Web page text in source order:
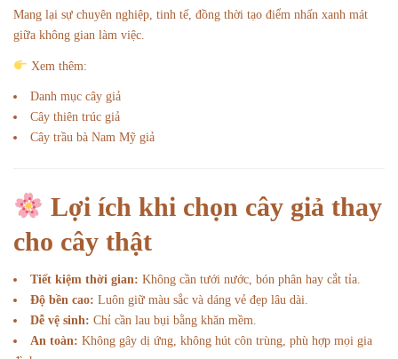
Mang lại sự chuyên nghiệp, tinh tế, đồng thời tạo điểm nhấn xanh mát
giữa không gian làm việc.
Xem thêm:
Danh mục cây giả
Cây thiên trúc giả
Cây trầu bà Nam Mỹ giả
Lợi ích khi chọn cây giả thay
cho cây thật
Tiết kiệm thời gian: Không cần tưới nước, bón phân hay cắt tỉa.
Độ bền cao: Luôn giữ màu sắc và dáng vẻ đẹp lâu dài.
Dễ vệ sinh: Chỉ cần lau bụi bằng khăn mềm.
An toàn: Không gây dị ứng, không hút côn trùng, phù hợp mọi gia